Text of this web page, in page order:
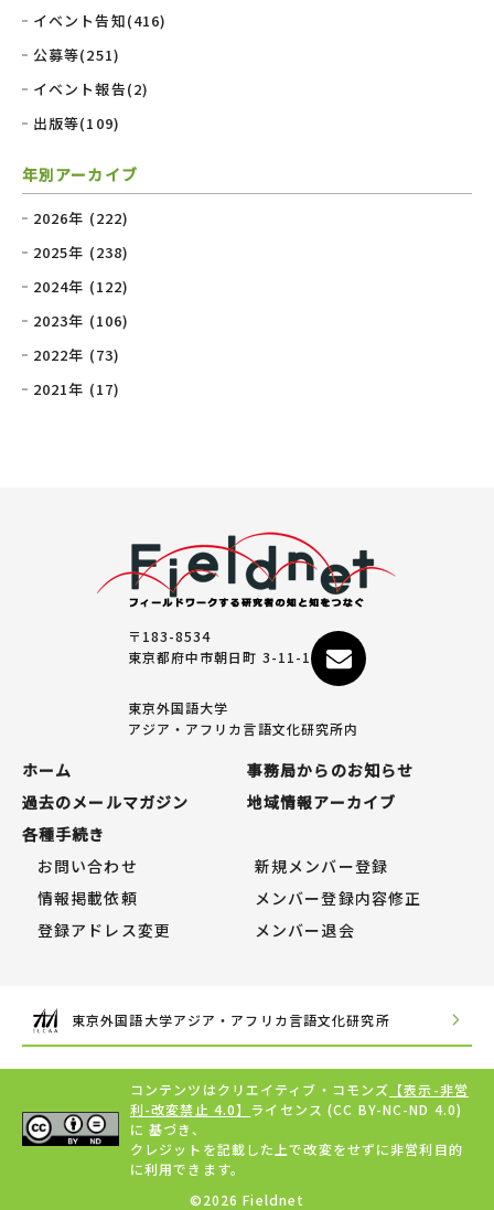
イベント告知(416)
公募等(251)
イベント報告(2)
出版等(109)
年別アーカイブ
2026年 (222)
2025年 (238)
2024年 (122)
2023年 (106)
2022年 (73)
2021年 (17)
〒183-8534
東京都府中市朝日町 3-11-1
東京外国語大学
アジア・アフリカ言語文化研究所内
ホーム
事務局からのお知らせ
過去のメールマガジン
地域情報アーカイブ
各種手続き
お問い合わせ
新規メンバー登録
情報掲載依頼
メンバー登録内容修正
登録アドレス変更
メンバー退会
東京外国語大学アジア・アフリカ言語文化研究所
コンテンツはクリエイティブ・コモンズ 【表示-非営
利-改変禁止 4.0】 ライセンス (CC BY-NC-ND 4.0)
に 基づき、
クレジットを記載した上で改変をせずに非営利目的
に利用できます。
©2026 Fieldnet